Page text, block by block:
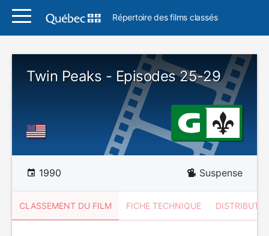
Répertoire des films classés
Twin Peaks - Episodes 25-29
1990 Suspense
CLASSEMENT DU FILM FICHE TECHNIQUE